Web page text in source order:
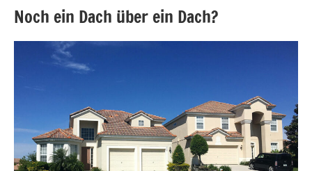
Noch ein Dach über ein Dach?